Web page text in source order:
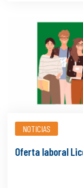
NOTICIAS
Oferta laboral